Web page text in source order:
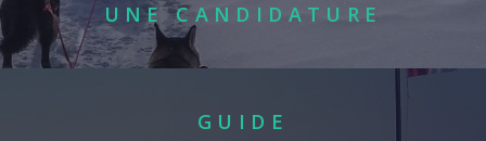
UNE CANDIDATURE
GUIDE